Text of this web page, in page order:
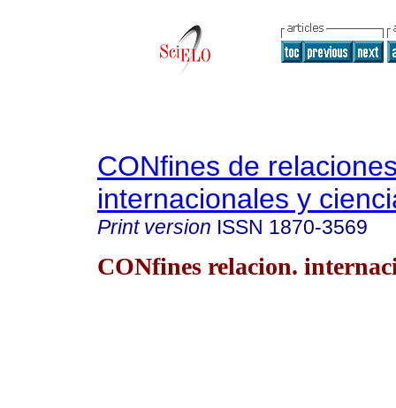
CONfines de
internacionales y
Print version ISSN 1870-3569
CONfines relacion.